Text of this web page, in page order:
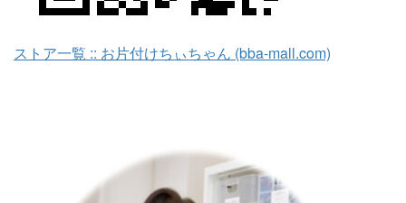
ストア一覧 :: お片付けちぃちゃん (bba-mall.com)